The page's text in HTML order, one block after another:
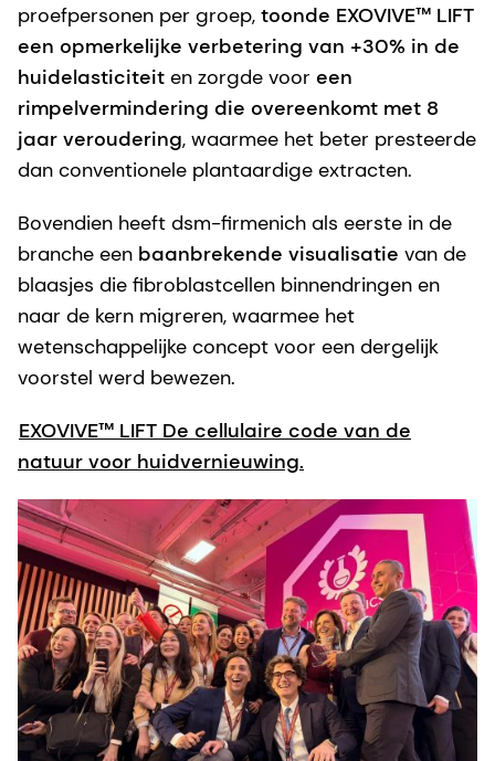
proefpersonen per groep, toonde EXOVIVE™ LIFT
een opmerkelijke verbetering van +30% in de
huidelasticiteit en zorgde voor een
rimpelvermindering die overeenkomt met 8
jaar veroudering, waarmee het beter presteerde
dan conventionele plantaardige extracten.
Bovendien heeft dsm-firmenich als eerste in de
branche een baanbrekende visualisatie van de
blaasjes die fibroblastcellen binnendringen en
naar de kern migreren, waarmee het
wetenschappelijke concept voor een dergelijk
voorstel werd bewezen.
EXOVIVE™ LIFT De cellulaire code van de
natuur voor huidvernieuwing.